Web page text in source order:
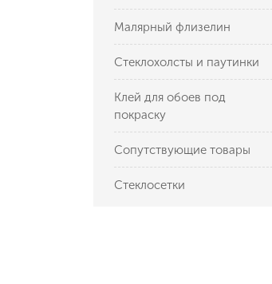
Малярный флизелин
Стеклохолсты и паутинки
Клей для обоев под
покраску
Сопутствующие товары
Стеклосетки